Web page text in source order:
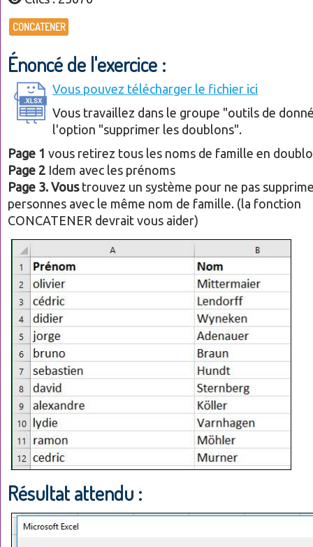
CONCATENER
Énoncé de l'exercice :
Vous pouvez télécharger le fichier ici
Vous travaillez dans le groupe "outils de
l'option "supprimer les doublons".
Page 1 vous retirez tous les noms de famille en
Page 2 Idem avec les prénoms
Page 3. Voustrouvez un système pour ne pas
personnes avec le même nom de famille. (la fonction
CONCATENER devrait vous aider)
Résultat attendu :